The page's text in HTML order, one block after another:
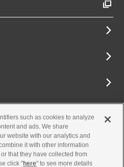
such as cookies to analyze
and ads. We share
website with our analytics and
it with other information
that they have collected from
click "here" to see more details